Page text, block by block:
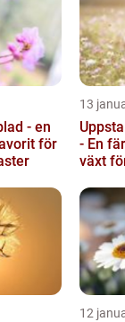
- en
för
13
- En
växt
12